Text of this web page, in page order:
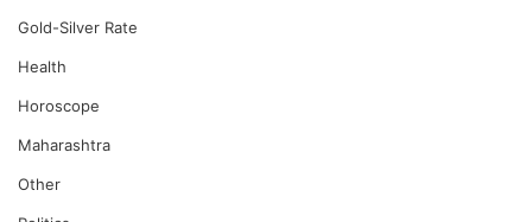
Gold-Silver Rate
Health
Horoscope
Maharashtra
Other